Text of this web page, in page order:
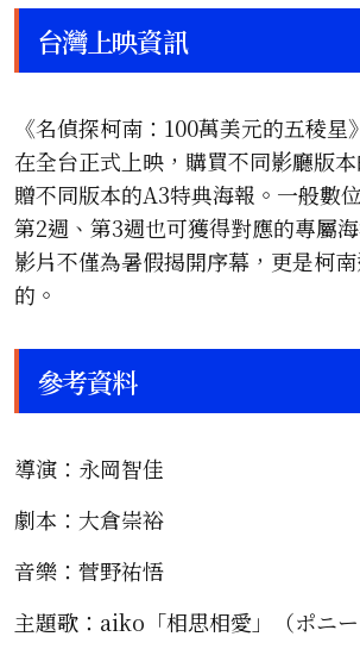
台灣上映資訊
《名偵探柯南：100萬美元的五稜
在全台正式上映，購買不同影廳版
贈不同版本的A3特典海報。一般數
第2週、第3週也可獲得對應的專屬
影片不僅為暑假揭開序幕，更是柯
的。
參考資料
導演：永岡智佳
劇本：大倉崇裕
音樂：菅野祐悟
主題歌：aiko「相思相愛」（ポニー